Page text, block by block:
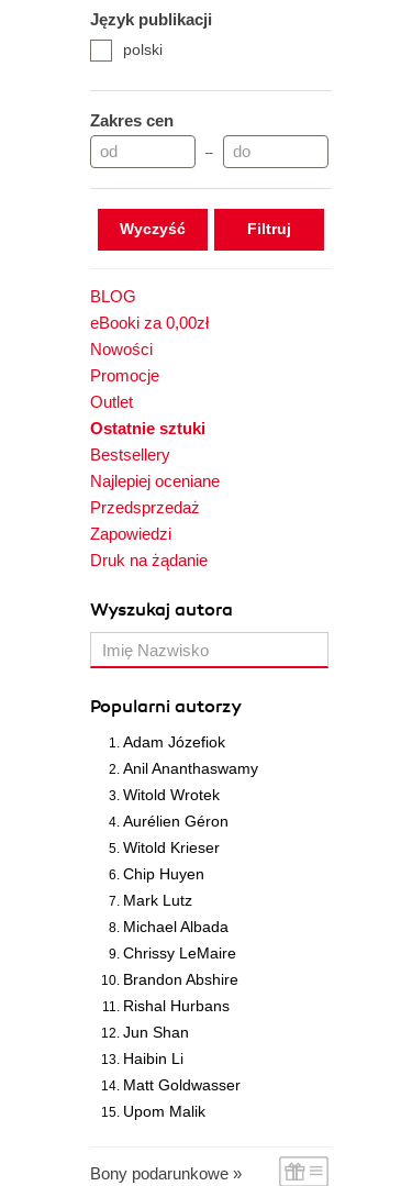
Język publikacji
polski
Zakres cen
–
Wyczyść
BLOG
eBooki za 0,00zł
Nowości
Promocje
Outlet
Ostatnie sztuki
Bestsellery
Najlepiej oceniane
Przedsprzedaż
Zapowiedzi
Druk na żądanie
Wyszukaj autora
Popularni autorzy
Adam Józefiok
Anil Ananthaswamy
Witold Wrotek
Aurélien Géron
Witold Krieser
Chip Huyen
Mark Lutz
Michael Albada
Chrissy LeMaire
Brandon Abshire
Rishal Hurbans
Jun Shan
Haibin Li
Matt Goldwasser
Upom Malik
Bony podarunkowe »